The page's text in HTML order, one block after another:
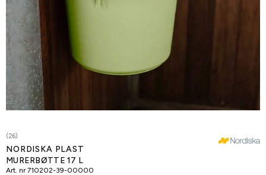
(26)
NORDISKA PLAST
MURERBØTTE 17 L
Art. nr 710202-39-00000